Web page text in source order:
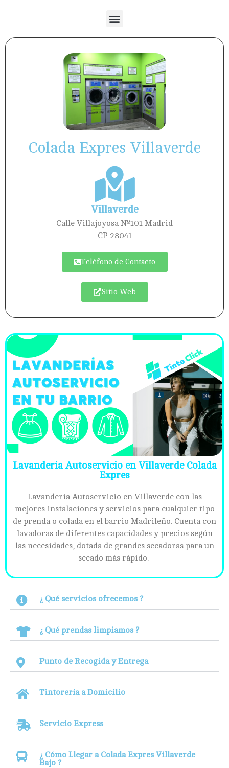
Colada Expres Villaverde
Villaverde
Calle Villajoyosa Nº101 Madrid
CP 28041
Teléfono de Contacto
Sitio Web
Lavanderia Autoservicio en Villaverde Colada
Expres
Lavanderia Autoservicio en Villaverde con las
mejores instalaciones y servicios para cualquier tipo
de prenda o colada en el barrio Madrileño. Cuenta con
lavadoras de diferentes capacidades y precios según
las necesidades, dotada de grandes secadoras para un
secado más rápido.
¿ Qué servicios ofrecemos ?
¿ Qué prendas limpiamos ?
Punto de Recogida y Entrega
Tintorería a Domicilio
Servicio Express
¿ Cómo Llegar a Colada Expres Villaverde
Bajo ?